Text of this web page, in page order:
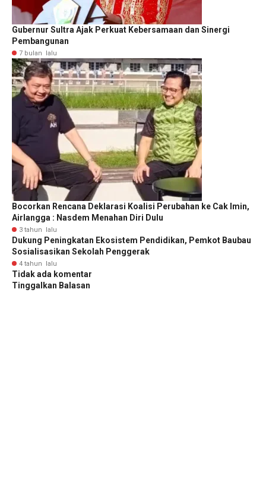
Gubernur Sultra Ajak Perkuat Kebersamaan dan Sinergi
Pembangunan
7 bulan lalu
Bocorkan Rencana Deklarasi Koalisi Perubahan ke Cak Imin,
Airlangga : Nasdem Menahan Diri Dulu
3 tahun lalu
Dukung Peningkatan Ekosistem Pendidikan, Pemkot Baubau
Sosialisasikan Sekolah Penggerak
4 tahun lalu
Tidak ada komentar
Tinggalkan Balasan